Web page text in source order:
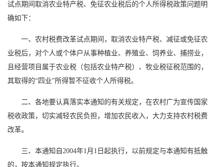
试点期间取消农业特产税、免征农业税后的个人所得税政策问题明
确如下：
一、农村税费改革试点期间，取消农业特产税、减征或免征农
业税后，对个人或个体户从事种植业、养殖业、饲养业、捕捞业，
且经营项目属于农业税（包括农业特产税）、牧业税征税范围的，
其取得的“四业”所得暂不征收个人所得税。
二、各地要认真落实本通知的有关规定，在农村广为宣传国家
税收政策，切实减轻农民负担，增加农民收入，大力支持农村税费
改革。
三、本通知自2004年1月1日起执行，以前规定与本通知有抵触
的，按本通知规定执行。